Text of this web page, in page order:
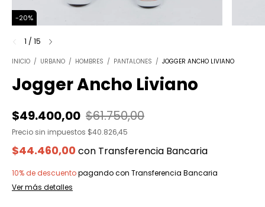
-20%
1 / 15
INICIO / URBANO / HOMBRES / PANTALONES / JOGGER ANCHO LIVIANO
Jogger Ancho Liviano
$49.400,00 $61.750,00
Precio sin impuestos $40.826,45
$44.460,00 con Transferencia Bancaria
10% de descuentopagando con Transferencia Bancaria
Ver más detalles